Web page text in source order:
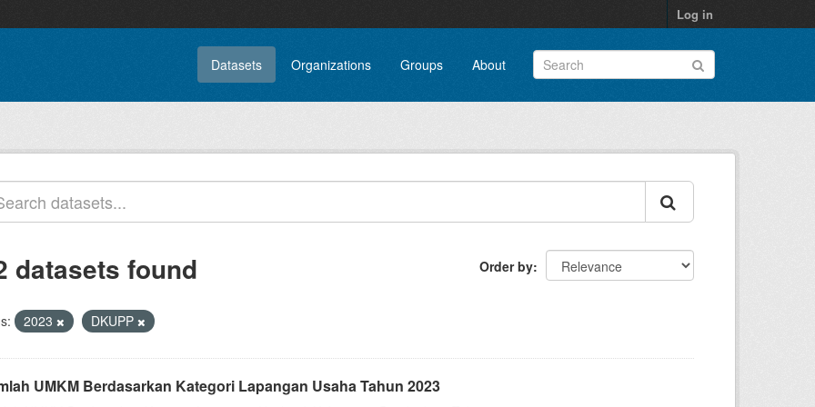
Log in
Datasets Organizations Groups About
Order by
datasets found
2023 DKUPP
UMKM Berdasarkan Kategori Lapangan Usaha Tahun 2023